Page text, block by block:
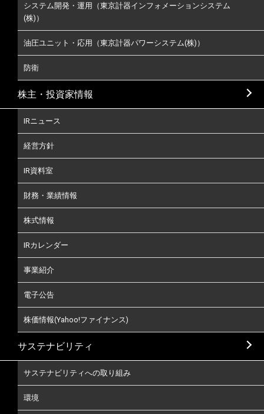
システム開発・運用（東京計器インフォメーションシステム
(株)）
油圧ユニット・応用（東京計器パワーシステム(株)）
防衛
株主・投資家情報
IRニュース
経営方針
IR資料室
財務・業績情報
株式情報
IRカレンダー
事業紹介
電子公告
株価情報(Yahoo!ファイナンス)
サステナビリティ
サステナビリティへの取り組み
環境